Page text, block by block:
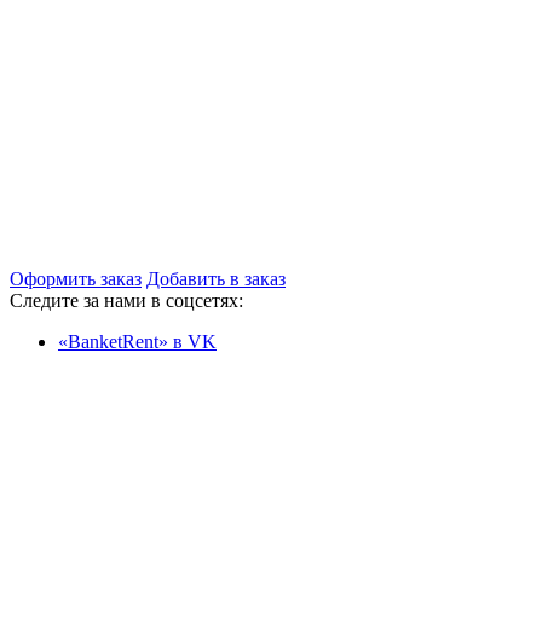
Оформить заказ Добавить в заказ
Следите за нами в соцсетях:
«BanketRent» в VK